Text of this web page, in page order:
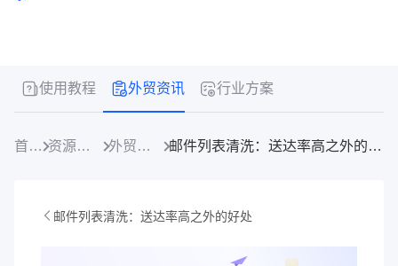
使用教程 外贸资讯 行业方案
首页 资源中心 外贸资讯 邮件列表清洗：送达率高之外的好处
邮件列表清洗：送达率高之外的好处